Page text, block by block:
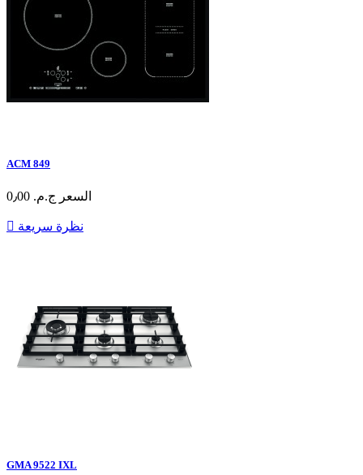
ACM 849
السعر ج.م.‏ 0٫00
 نظرة سريعة
GMA 9522 IXL